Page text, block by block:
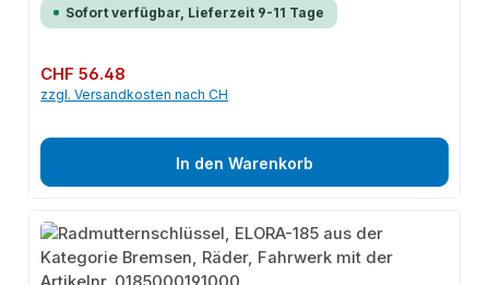
Sofort verfügbar, Lieferzeit 9-11 Tage
Regulärer Preis:
CHF 56.48
zzgl. Versandkosten nach CH
In den Warenkorb